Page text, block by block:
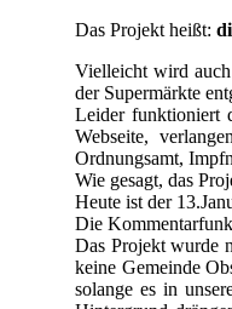
Das Projekt heißt:
Vielleicht wird
der Supermärkte
Leider funktioniert
Webseite,
Ordnungsamt,
Wie gesagt, das
Heute ist der 13
Die
Das Projekt wurde
keine Gemeinde
solange es in